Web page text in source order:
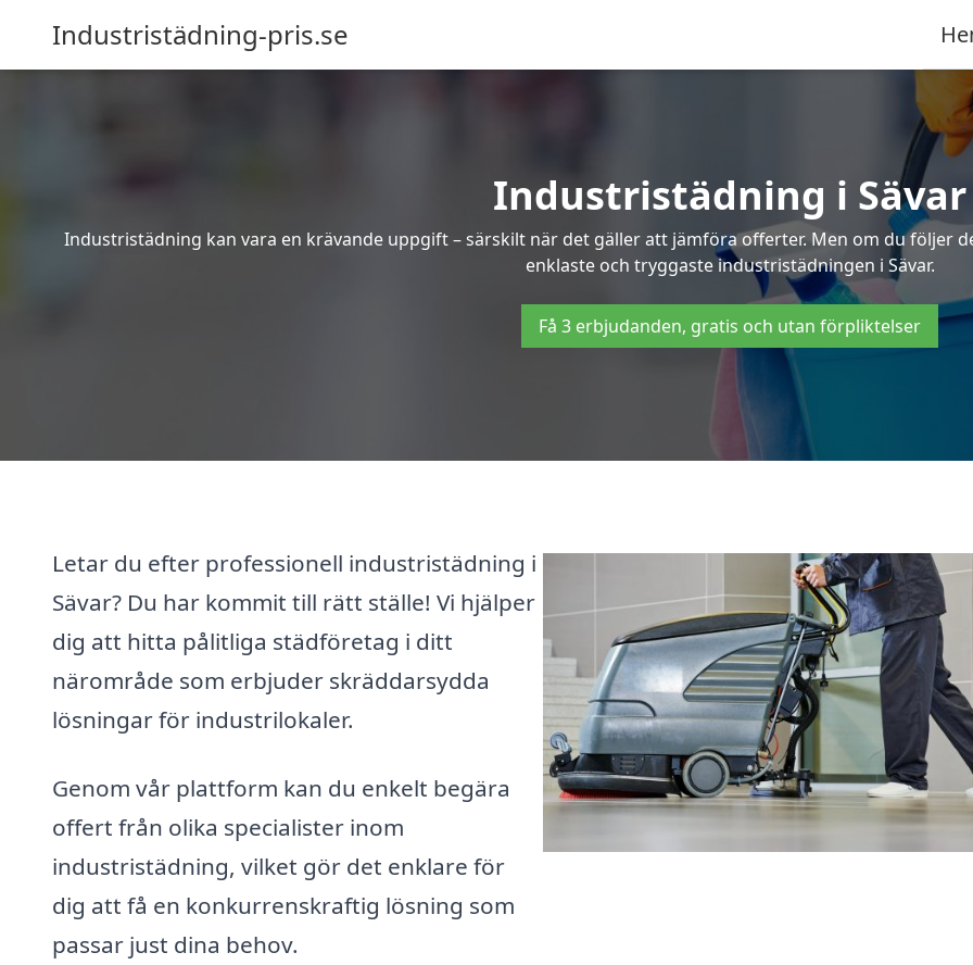
Industristädning-pris.se
Industristädning i Sävar
Industristädning kan vara en krävande uppgift – särskilt när det gäller att jämföra offerter. Men om du följer
enklaste och tryggaste industristädningen i Sävar.
Få 3 erbjudanden, gratis och utan förpliktelser
Letar du efter professionell industristädning i
Sävar? Du har kommit till rätt ställe! Vi hjälper
dig att hitta pålitliga städföretag i ditt
närområde som erbjuder skräddarsydda
lösningar för industrilokaler.
Genom vår plattform kan du enkelt begära
offert från olika specialister inom
industristädning, vilket gör det enklare för
dig att få en konkurrenskraftig lösning som
passar just dina behov.